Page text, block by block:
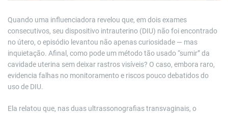
Quando uma influenciadora revelou que, em dois exames
consecutivos, seu dispositivo intrauterino (DIU) não foi encontrado
no útero, o episódio levantou não apenas curiosidade — mas
inquietação. Afinal, como pode um método tão usado “sumir” da
cavidade uterina sem deixar rastros visíveis? O caso, embora raro,
evidencia falhas no monitoramento e riscos pouco debatidos do
uso de DIU.
Ela relatou que, nas duas ultrassonografias transvaginais, o